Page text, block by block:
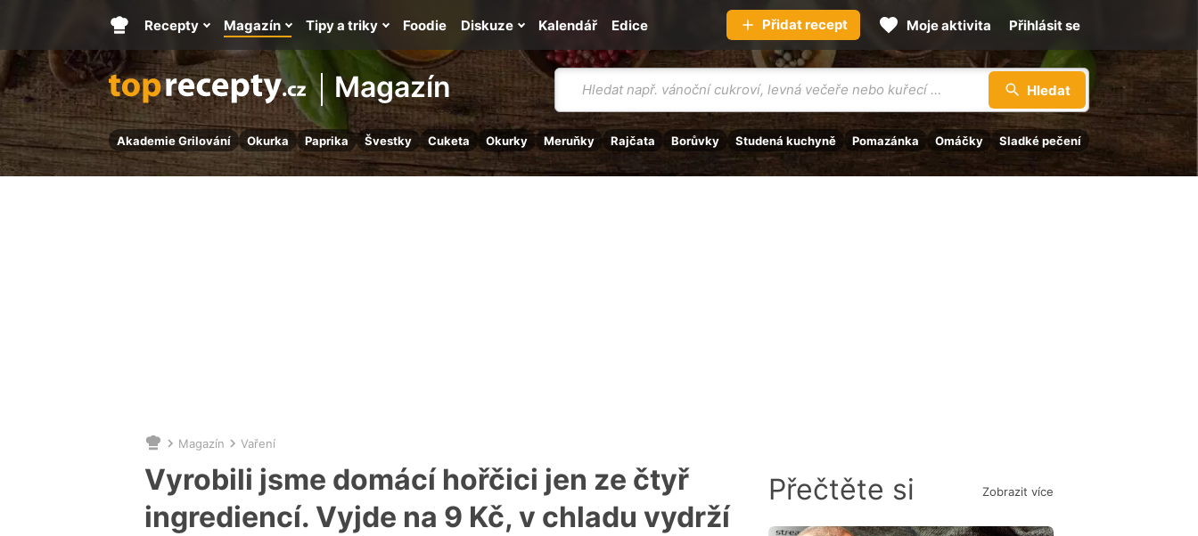
Magazín
Vyhledávání
Hledat
Akademie Grilování Okurka Paprika Švestky Cuketa Okurky Meruňky Rajčata Borůvky Studená kuchyně Pomazánka Omáčky Sladké pečení
Hlavní
stránka
Recepty Magazín Tipy a triky Kalendář
Foodie Diskuze Edice Přidat recept Moje aktivita Přihlásit se
Nacházíte
se
zde:
Magazín Vaření
Vyrobili jsme domácí hořčici jen ze čtyř
ingrediencí. Vyjde na 9 Kč, v chladu vydrží
Přečtěte si Zobrazit více